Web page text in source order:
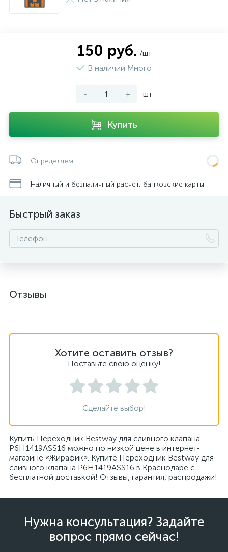
150 руб. /шт
В наличии Много
- + шт
Купить
Определяем...
Наличный и безналичный расчет, банковские карты
Быстрый заказ
Отзывы
Хотите оставить отзыв?
Поставьте свою оценку!
Сделайте выбор!
Купить Переходник Bestway для сливного клапана
P6H1419ASS16 можно по низкой цене в интернет-
магазине «Жирафик». Купите Переходник Bestway для
сливного клапана P6H1419ASS16 в Краснодаре с
бесплатной доставкой! Отзывы, гарантия, распродажи!
Нужна консультация? Задайте
вопрос прямо сейчас!